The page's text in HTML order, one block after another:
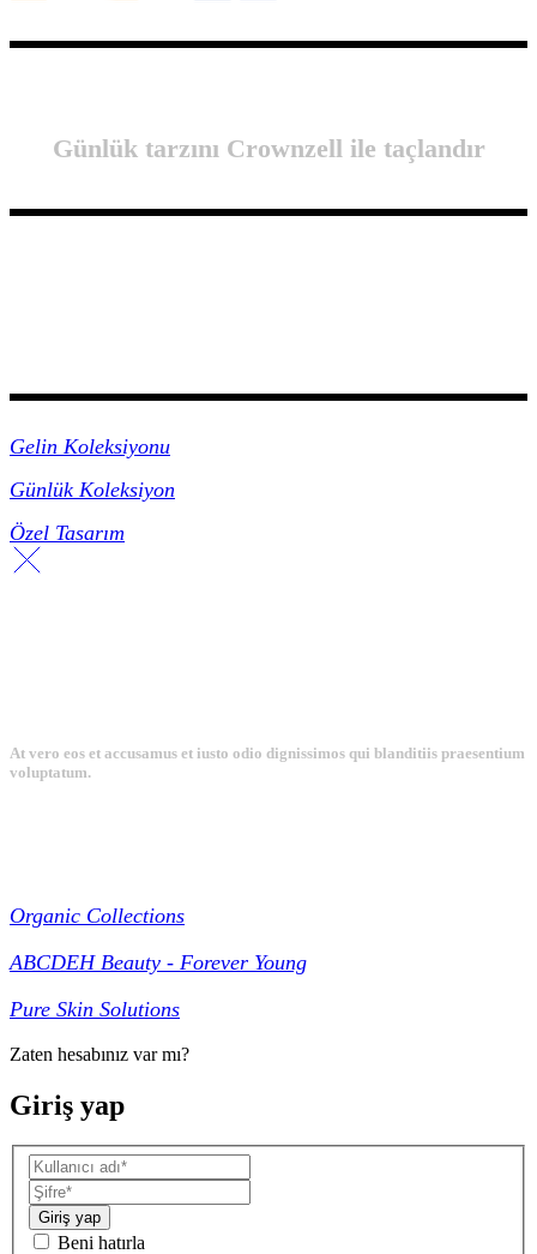
Günlük tarzını Crownzell ile taçlandır
Gelin Koleksiyonu
Günlük Koleksiyon
Özel Tasarım
At vero eos et accusamus et iusto odio dignissimos qui blanditiis praesentium
voluptatum.
Organic Collections
ABCDEH Beauty - Forever Young
Pure Skin Solutions
Zaten hesabınız var mı?
Giriş yap
Giriş yap
Beni hatırla